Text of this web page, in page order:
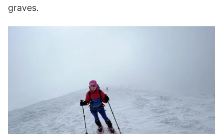
graves.